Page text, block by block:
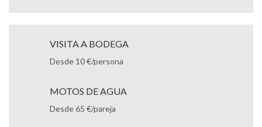
VISITA A BODEGA
Desde 10 €/persona
TUPPERSEX
MOTOS DE AGUA
Desde 65 €/pareja